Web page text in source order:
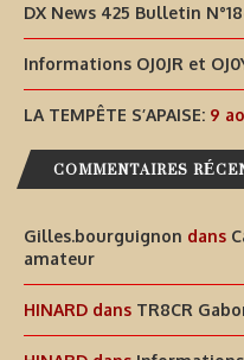
DX News 425 Bulletin
Informations OJ0JR et
LA TEMPÊTE S’APAISE: 9
COMMENTAIRES
Gilles.bourguignon dans
amateur
HINARD dans TR8CR